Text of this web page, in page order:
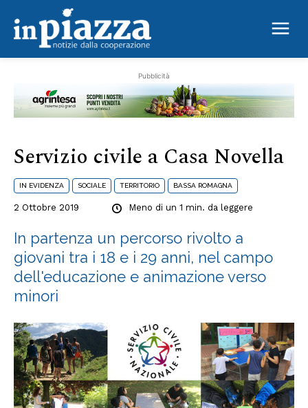
Pubblicità
Servizio civile a Casa Novella
IN EVIDENZA SOCIALE TERRITORIO BASSA ROMAGNA
2 Ottobre 2019 Meno di un 1 min. da leggere
In partenza un percorso rivolto a
giovani tra i 18 e i 29 anni, nel campo
dell'educazione e animazione verso
minori